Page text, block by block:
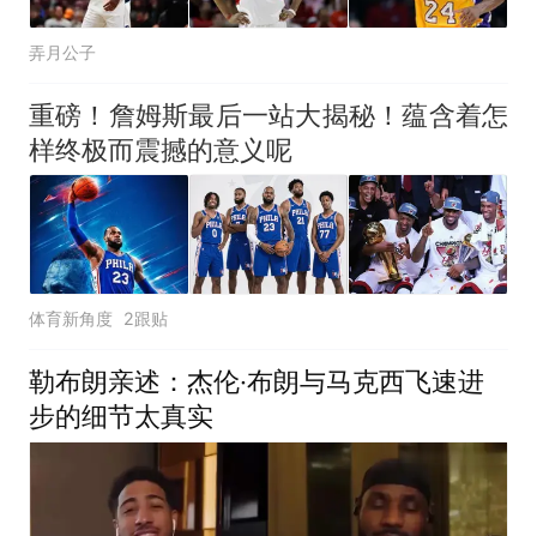
弄月公子
重磅！詹姆斯最后一站大揭秘！蕴含着怎
样终极而震撼的意义呢
体育新角度 2跟贴
勒布朗亲述：杰伦·布朗与马克西飞速进
步的细节太真实